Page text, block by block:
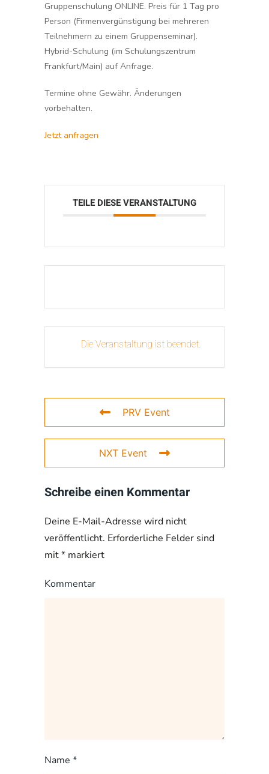
Gruppenschulung ONLINE. Preis für 1 Tag pro
Person (Firmenvergünstigung bei mehreren
Teilnehmern zu einem Gruppenseminar).
Hybrid-Schulung (im Schulungszentrum
Frankfurt/Main) auf Anfrage.
Termine ohne Gewähr. Änderungen
vorbehalten.
Jetzt anfragen
TEILE DIESE VERANSTALTUNG
Die Veranstaltung ist beendet.
PRV Event
NXT Event
Schreibe einen Kommentar
Deine E-Mail-Adresse wird nicht
veröffentlicht. Erforderliche Felder sind
mit* markiert
Kommentar
Name *